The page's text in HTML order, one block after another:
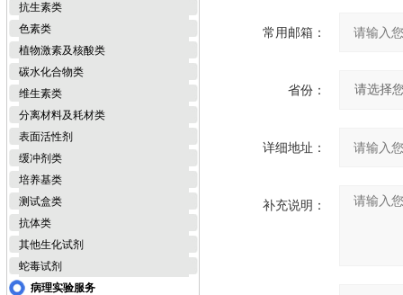
抗生素类
色素类
植物激素及核酸类
碳水化合物类
维生素类
分离材料及耗材类
表面活性剂
缓冲剂类
培养基类
测试盒类
抗体类
其他生化试剂
蛇毒试剂
病理实验服务
常用邮箱：
省份：
详细地址：
补充说明：